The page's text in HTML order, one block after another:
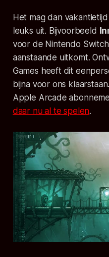
Het mag dan
leuks uit. Bijvoorbeeld
voor de Nintendo
aanstaande uitkomt.
Games heeft dit
bijna voor ons
Apple Arcade
daar nu al te spelen.